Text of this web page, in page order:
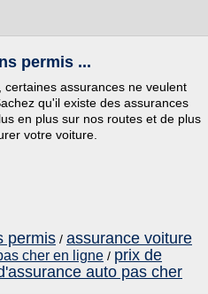
permis ...
assurances ne veulent
qu'il existe des assurances
en plus sur nos routes et de plus
votre voiture.
permis / assurance voiture
cher en ligne / prix de
auto pas cher